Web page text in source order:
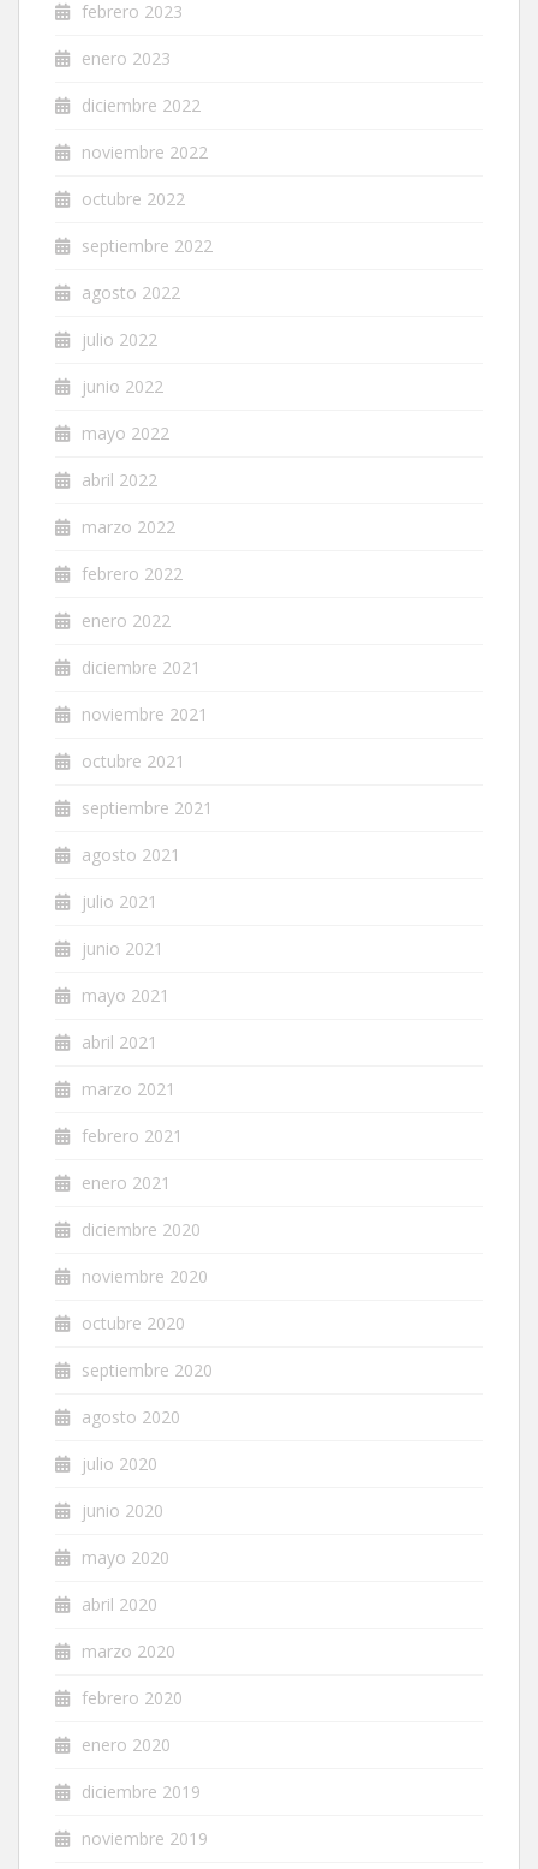
febrero 2023
enero 2023
diciembre 2022
noviembre 2022
octubre 2022
septiembre 2022
agosto 2022
julio 2022
junio 2022
mayo 2022
abril 2022
marzo 2022
febrero 2022
enero 2022
diciembre 2021
noviembre 2021
octubre 2021
septiembre 2021
agosto 2021
julio 2021
junio 2021
mayo 2021
abril 2021
marzo 2021
febrero 2021
enero 2021
diciembre 2020
noviembre 2020
octubre 2020
septiembre 2020
agosto 2020
julio 2020
junio 2020
mayo 2020
abril 2020
marzo 2020
febrero 2020
enero 2020
diciembre 2019
noviembre 2019